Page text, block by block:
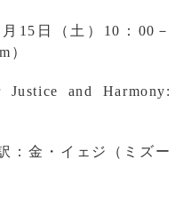
15日（土）10：00－
）
and Harmony:
：金・イェジ（ミズー